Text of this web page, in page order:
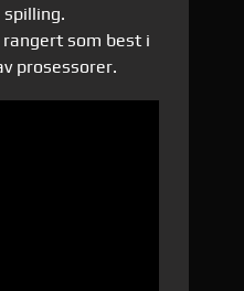
spilling.
som best i
prosessorer.